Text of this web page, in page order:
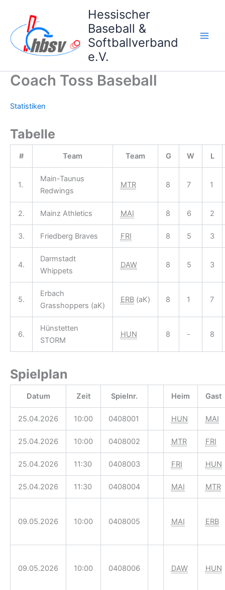
springen
Hessischer
Baseball &
Softballverband
e.V.
Coach Toss Baseball
Statistiken
Tabelle
# Team Team G W L
1.
Main-Taunus
Redwings
MTR 8 7 1
2. Mainz Athletics MAI 8 6 2
3. Friedberg Braves FRI 8 5 3
4.
Darmstadt
Whippets
DAW 8 5 3
5.
Erbach
Grasshoppers (aK)
ERB(aK) 8 1 7
6.
Hünstetten
STORM
HUN 8 - 8
Spielplan
Datum Zeit Spielnr. Heim Gast
25.04.2026 10:00 0408001 HUN MAI
25.04.2026 10:00 0408002 MTR FRI
25.04.2026 11:30 0408003 FRI HUN
25.04.2026 11:30 0408004 MAI MTR
09.05.2026 10:00 0408005 MAI ERB
09.05.2026 10:00 0408006 DAW HUN